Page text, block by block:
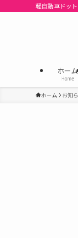
軽自動車ドッ
ホーム
Home
ホーム お知